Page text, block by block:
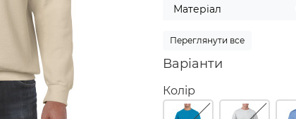
Матеріал
Переглянути все
Варіанти
Колір